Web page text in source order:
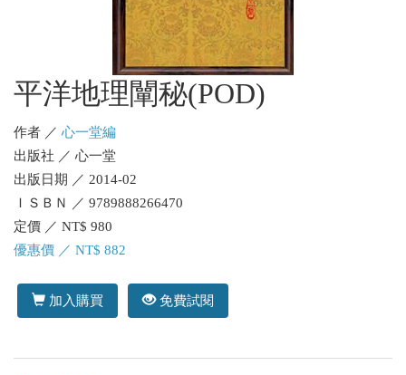
平洋地理闡秘(POD)
作者 ／ 心一堂編
出版社 ／ 心一堂
出版日期 ／ 2014-02
ＩＳＢＮ ／ 9789888266470
定價 ／ NT$ 980
優惠價 ／ NT$ 882
加入購買 免費試閱